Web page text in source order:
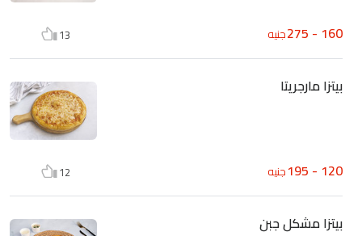
160 - 275 جنيه 13
بيتزا مارجريتا
120 - 195 جنيه 12
بيتزا مشكل جبن